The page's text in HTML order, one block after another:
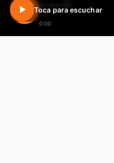
En vivo 24h
0:00
Toca para escuchar